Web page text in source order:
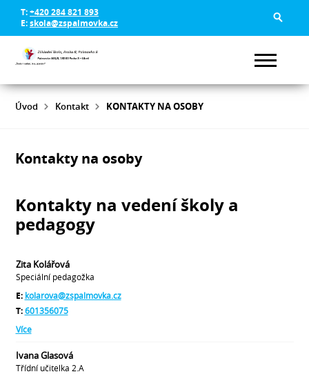
T:+420 284 821 893
E:skola@zspalmovka.cz
Úvod Kontakt KONTAKTY NA OSOBY
Kontakty na osoby
Kontakty na vedení školy a
pedagogy
Zita Kolářová
Speciální pedagožka
E: kolarova@zspalmovka.cz
T:601356075
Více
Ivana Glasová
Třídní učitelka 2.A